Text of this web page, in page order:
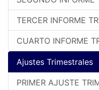
TERCER INFORME
CUARTO INFORME
Ajustes Trimestrales
PRIMER AJUSTE